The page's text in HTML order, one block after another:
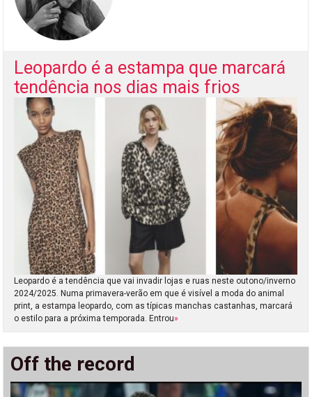
Leopardo é a estampa que marcará
tendência nos dias mais frios
Leopardo é a tendência que vai invadir lojas e ruas neste outono/inverno
2024/2025. Numa primavera-verão em que é visível a moda do animal
print, a estampa leopardo, com as típicas manchas castanhas, marcará
o estilo para a próxima temporada. Entrou»
Off the record